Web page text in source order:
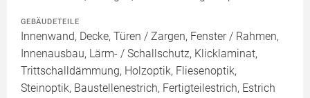
GEBÄUDETEILE
Innenwand, Decke, Türen / Zargen, Fenster / Rahmen,
Innenausbau, Lärm- / Schallschutz, Klicklaminat,
Trittschalldämmung, Holzoptik, Fliesenoptik,
Steinoptik, Baustellenestrich, Fertigteilestrich, Estrich